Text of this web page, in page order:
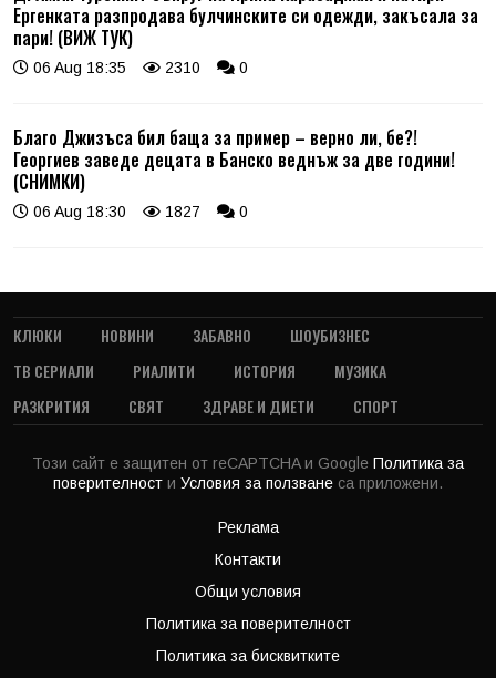
Ергенката разпродава булчинските си одежди, закъсала за
пари! (ВИЖ ТУК)
06 Aug 18:35 2310 0
Благо Джизъса бил баща за пример – верно ли, бе?!
Георгиев заведе децата в Банско веднъж за две години!
(СНИМКИ)
06 Aug 18:30 1827 0
КЛЮКИ НОВИНИ ЗАБАВНО
ШОУБИЗНЕС
ТВ СЕРИАЛИ
РИАЛИТИ ИСТОРИЯ
МУЗИКА
РАЗКРИТИЯ
СВЯТ ЗДРАВЕ И ДИЕТИ СПОРТ
Този сайт е защитен от reCAPTCHA и Google Политика за
поверителност и Условия за ползване са приложени.
Реклама
Контакти
Общи условия
Политика за поверителност
Политика за бисквитките